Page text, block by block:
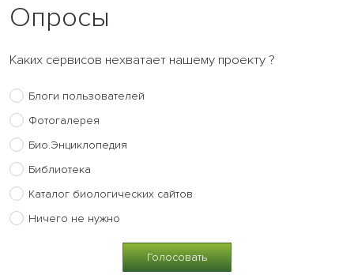
Опросы
Каких сервисов нехватает нашему проекту ?
Блоги пользователей
Фотогалерея
Био.Энциклопедия
Библиотека
Каталог биологических сайтов
Ничего не нужно